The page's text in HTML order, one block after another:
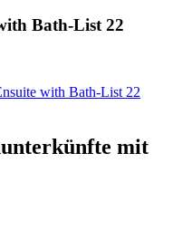
Bath-List 22
with Bath-List 22
mit